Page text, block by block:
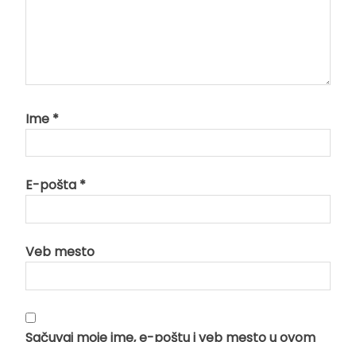
Ime *
E-pošta *
Veb mesto
Sačuvaj moje ime, e-poštu i veb mesto u ovom